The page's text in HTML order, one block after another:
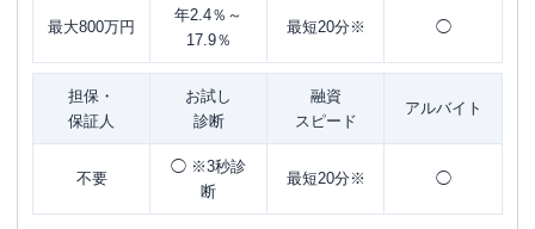
最大800万円
年2.4％～
17.9％
最短20分※ ◯
担保・
保証人
お試し
診断
融資
スピード
アルバイト
不要
◯ ※3秒診
断
最短20分※ ◯